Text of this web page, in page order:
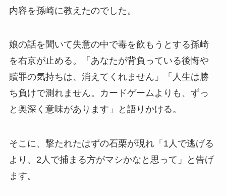
内容を孫崎に教えたのでした。
娘の話を聞いて失意の中で毒を飲もうとする孫崎
を右京が止める。「あなたが背負っている後悔や
贖罪の気持ちは、消えてくれません」「人生は勝
ち負けで測れません。カードゲームよりも、ずっ
と奥深く意味があります」と語りかける。
そこに、撃たれたはずの石栗が現れ「1人で逃げる
より、2人で捕まる方がマシかなと思って」と告げ
ます。